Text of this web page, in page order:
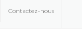
Contactez-nous